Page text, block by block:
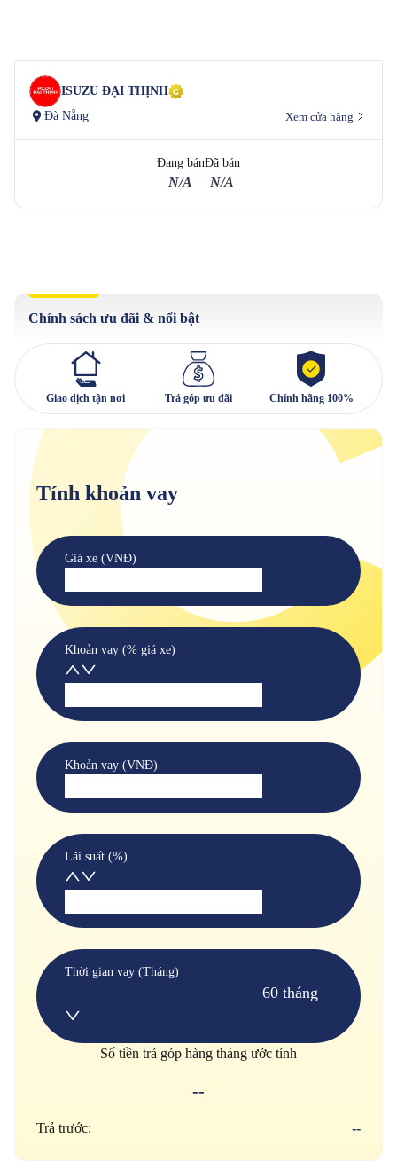
ISUZU ĐẠI THỊNH
Đà Nẵng
Xem cửa hàng
Đang bán
N/A
Đã bán
N/A
Chính sách ưu đãi & nổi bật
Giao dịch tận nơi Trả góp ưu đãi Chính hãng 100%
Tính khoản vay
Giá xe (VNĐ)
Khoản vay (% giá xe)
Khoản vay (VNĐ)
Lãi suất (%)
Thời gian vay (Tháng)
60 tháng
Số tiền trả góp hàng tháng ước tính
--
Trả trước: --